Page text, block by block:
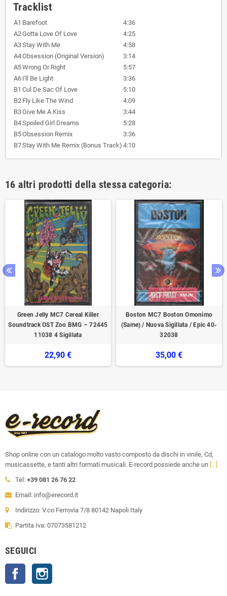
Tracklist
A1 Barefoot
4:36
A2Gotta Love Of Love
4:25
A3Stay With Me
4:58
A4Obsession (Original Version)
3:14
A5Wrong Or Right
5:57
A6 I'll Be Light
3:36
B1 Cul De Sac Of Love
5:10
B2 Fly Like The Wind
4:09
B3Give Me A Kiss
3:44
B4Spoiled Girl Dreams
5:28
B5Obsession Remix
3:36
B7Stay With Me Remix (Bonus Track) 4:10
16 altri prodotti della stessa categoria:
Green Jelly MC7 Cereal Killer
Soundtrack OST Zoo BMG ‎– 72445
11038 4 Sigillata
22,90 €
Boston MC7‎ Boston Omonimo
(Same) / Nuova ‎Sigillata / Epic 40-
32038
35,00 €
Shop online con un catalogo molto vasto composto da dischi in vinile, Cd,
musicassette, e tanti altri formati musicali. E-record possiede anche un [...]
Tel: +39 081 26 76 22
Email: info@erecord.it
Indirizzo: V.co Ferrovia 7/8 80142 Napoli Italy
Partita Iva: 07073581212
SEGUICI
Facebook